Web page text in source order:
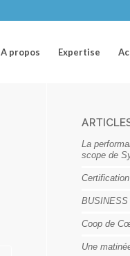
A propos Expertise
La
scope de
Coop de
Une